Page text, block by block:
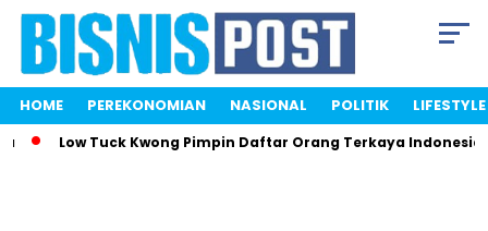
HOME PEREKONOMIAN NASIONAL POLITIK LIFESTYLE
Low Tuck Kwong Pimpin Daftar Orang Terkaya Indonesia